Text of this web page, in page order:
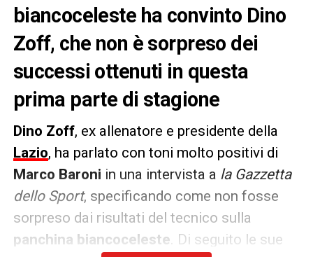
biancoceleste ha convinto Dino
Zoff, che non è sorpreso dei
successi ottenuti in questa
prima parte di stagione
Dino Zoff, ex allenatore e presidente della
Lazio, ha parlato con toni molto positivi di
Marco Baroni in una intervista a la Gazzetta
dello Sport, specificando come non fosse
sorpreso dai risultati del tecnico sulla
panchina biancoceleste . Di seguito le sue